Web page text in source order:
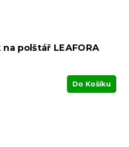
polštář LEAFORA
Do Košíku